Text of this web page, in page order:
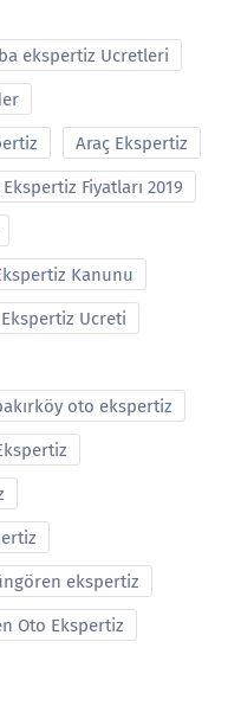
ekspertiz Ucretleri
Araç Ekspertiz
Fiyatları 2019
Kanunu
Ucreti
oto ekspertiz
ekspertiz
Oto Ekspertiz